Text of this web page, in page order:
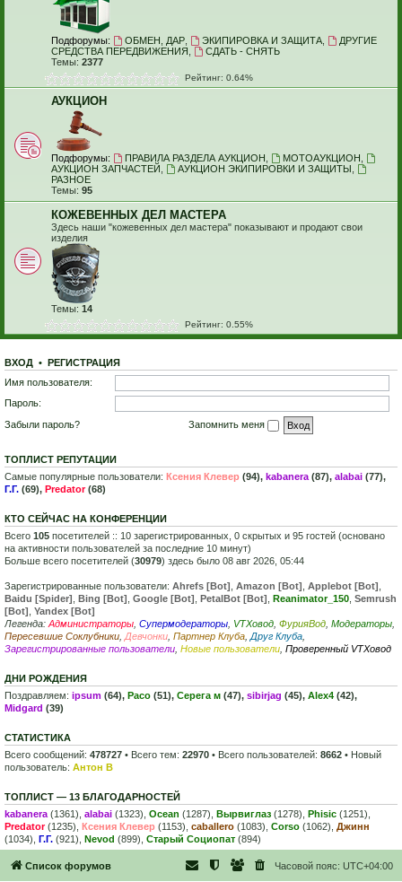
Подфорумы: ОБМЕН, ДАР, ЭКИПИРОВКА И ЗАЩИТА,
ДРУГИЕ
СРЕДСТВА ПЕРЕДВИЖЕНИЯ
СДАТЬ - СНЯТЬ
Темы: 2377
Рейтинг: 0.64%
АУКЦИОН
Подфорумы: ПРАВИЛА РАЗДЕЛА АУКЦИОН МОТОАУКЦИОН
АУКЦИОН ЗАПЧАСТЕЙ
АУКЦИОН ЭКИПИРОВКИ И ЗАЩИТЫ
РАЗНОЕ
Темы: 95
КОЖЕВЕННЫХ ДЕЛ МАСТЕРА
Здесь наши "кожевенных дел мастера" показывают и продают свои
изделия
Темы: 14
Рейтинг: 0.55%
ВХОД • РЕГИСТРАЦИЯ
Имя пользователя:
Пароль:
Забыли пароль?
Запомнить меня
ТОПЛИСТ РЕПУТАЦИИ
Самые популярные пользователи: Ксения Клевер (94), kabanera (87), alabai (77),
Г.Г. (69), Predator(68)
КТО СЕЙЧАС НА КОНФЕРЕНЦИИ
Всего 105 посетителей :: 10 зарегистрированных, 0 скрытых и 95 гостей (основано
на активности пользователей за последние 10 минут)
Больше всего посетителей (30979) здесь было 08 авг 2026, 05:44
Зарегистрированные пользователи: Ahrefs [Bot] Amazon [Bot] Applebot [Bot]
Baidu [Spider] Bing [Bot] Google [Bot] PetalBot [Bot] Reanimator_150 Semrush
[Bot] Yandex [Bot]
Легенда: Администраторы Супермодераторы VTXовод ФурияВод Модераторы
Пересевшие Соклубники Девчонки Партнер Клуба Друг Клуба
Зарегистрированные пользователи Новые пользователи Проверенный VTXовод
ДНИ РОЖДЕНИЯ
Поздравляем: ipsum (64), Paco (51), Серега м (47), sibirjag (45), Alex4 (42),
Midgard (39)
СТАТИСТИКА
Всего сообщений: 478727 • Всего тем: 22970 • Всего пользователей: 8662 • Новый
пользователь: Антон В
ТОПЛИСТ — 13 БЛАГОДАРНОСТЕЙ
kabanera (1361), alabai (1323), Ocean (1287), Вырвиглаз (1278), Phisic (1251),
Predator(1235), Ксения Клевер (1153), caballero (1083), Corso (1062), Джинн
(1034), Г.Г. (921), Nevod (899), Старый Социопат (894)
Список форумов Часовой пояс: UTC+04:00